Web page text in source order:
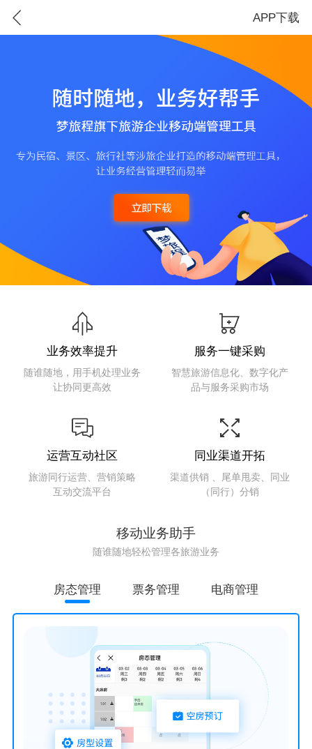
APP下载
业务效率提升
随谁随地，用手机处理业务
让协同更高效
服务一键采购
智慧旅游信息化、数字化产
品与服务采购市场
运营互动社区
旅游同行运营、营销策略
互动交流平台
同业渠道开拓
渠道供销 、尾单甩卖、同业
（同行）分销
移动业务助手
随谁随地轻松管理各旅游业务
房态管理 票务管理 电商管理